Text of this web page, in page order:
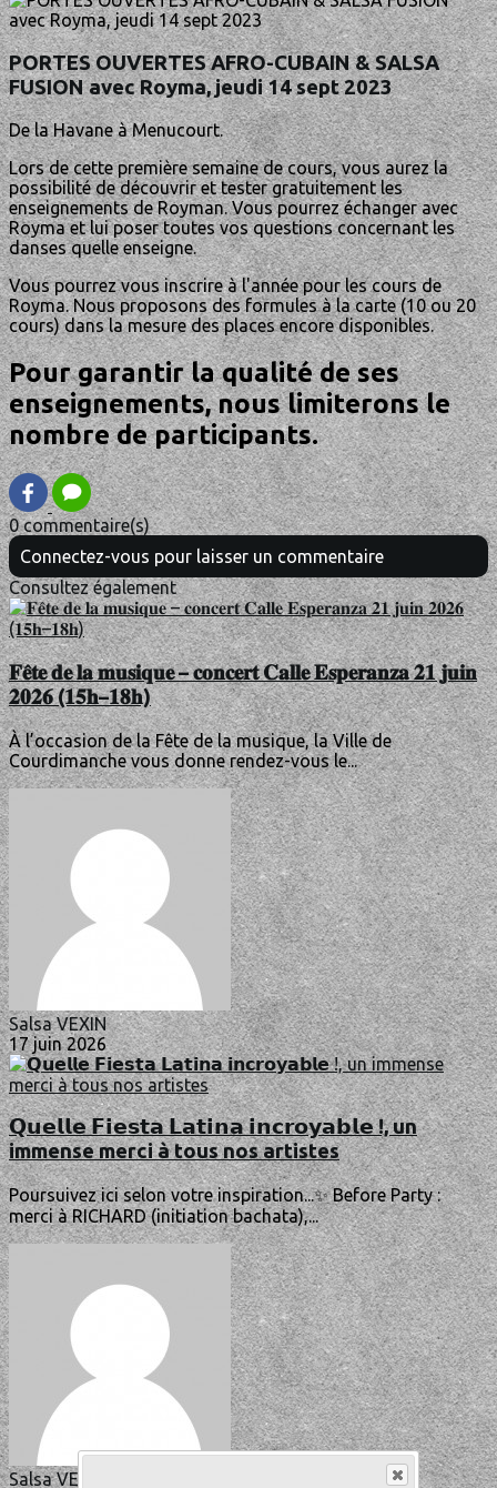
PORTES OUVERTES AFRO-CUBAIN & SALSA
FUSION avec Royma, jeudi 14 sept 2023
De la Havane à Menucourt.
Lors de cette première semaine de cours, vous aurez la
possibilité de découvrir et tester gratuitement les
enseignements de Royman. Vous pourrez échanger avec
Royma et lui poser toutes vos questions concernant les
danses quelle enseigne.
Vous pourrez vous inscrire à l'année pour les cours de
Royma. Nous proposons des formules à la carte (10 ou 20
cours) dans la mesure des places encore disponibles.
Pour garantir la qualité de ses
enseignements, nous limiterons le
nombre de participants.
0 commentaire(s)
Connectez-vous pour laisser un commentaire
Consultez également
𝐅𝐞̂𝐭𝐞 𝐝𝐞 𝐥𝐚 𝐦𝐮𝐬𝐢𝐪𝐮𝐞 – 𝐜𝐨𝐧𝐜𝐞𝐫𝐭 𝐂𝐚𝐥𝐥𝐞 𝐄𝐬𝐩𝐞𝐫𝐚𝐧𝐳𝐚 𝟐𝟏 𝐣𝐮𝐢𝐧
𝟐𝟎𝟐𝟔 (𝟏𝟓𝐡–𝟏𝟖𝐡)
À l’occasion de la Fête de la musique, la Ville de
Courdimanche vous donne rendez-vous le...
Salsa VEXIN
17 juin 2026
𝗤𝘂𝗲𝗹𝗹𝗲 𝗙𝗶𝗲𝘀𝘁𝗮 𝗟𝗮𝘁𝗶𝗻𝗮 𝗶𝗻𝗰𝗿𝗼𝘆𝗮𝗯𝗹𝗲 !, un
immense merci à tous nos artistes
Poursuivez ici selon votre inspiration...✨ Before Party :
merci à RICHARD (initiation bachata),...
Salsa VEXIN